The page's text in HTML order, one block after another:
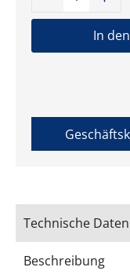
In
Technische Daten
Beschreibung